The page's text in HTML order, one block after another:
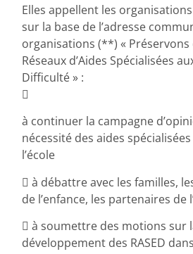
Elles appellent les
sur la base de l’adresse
organisations (**) «
Réseaux d’Aides Spécialisées
Difficulté » :

à continuer la campagne
nécessité des aides spécialisées
l’école
 à débattre avec les familles,
de l’enfance, les partenaires de
 à soumettre des motions sur
développement des RASED